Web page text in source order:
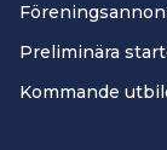
Preliminära
Kommande